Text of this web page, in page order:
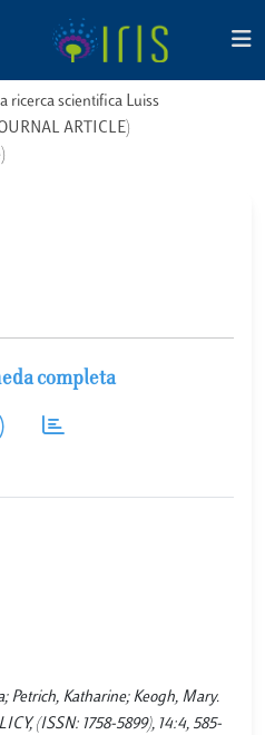
ricerca scientifica Luiss
ARTICLE)
completa
Petrich, Katharine; Keogh, Mary.
(ISSN: 1758-5899), 14:4, 585-